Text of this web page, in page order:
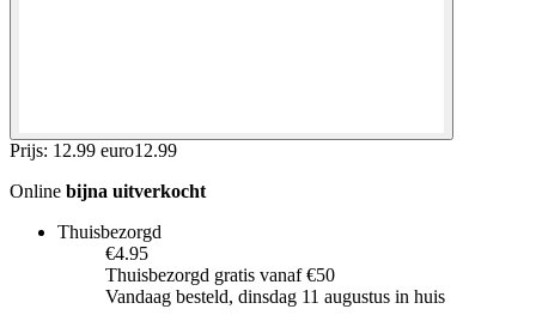
Prijs: 12.99 euro12.99
Online bijna uitverkocht
Thuisbezorgd
€4.95
Thuisbezorgd gratis vanaf €50
Vandaag besteld, dinsdag 11 augustus in huis